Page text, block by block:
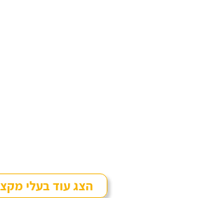
הצג עוד בעלי